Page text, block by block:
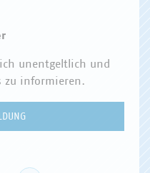
unentgeltlich und
zu informieren.